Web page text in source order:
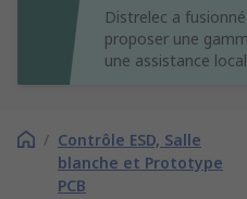
Distrelec a
proposer une
une assistance
/ Contrôle ESD, Salle
blanche et Prototype
PCB